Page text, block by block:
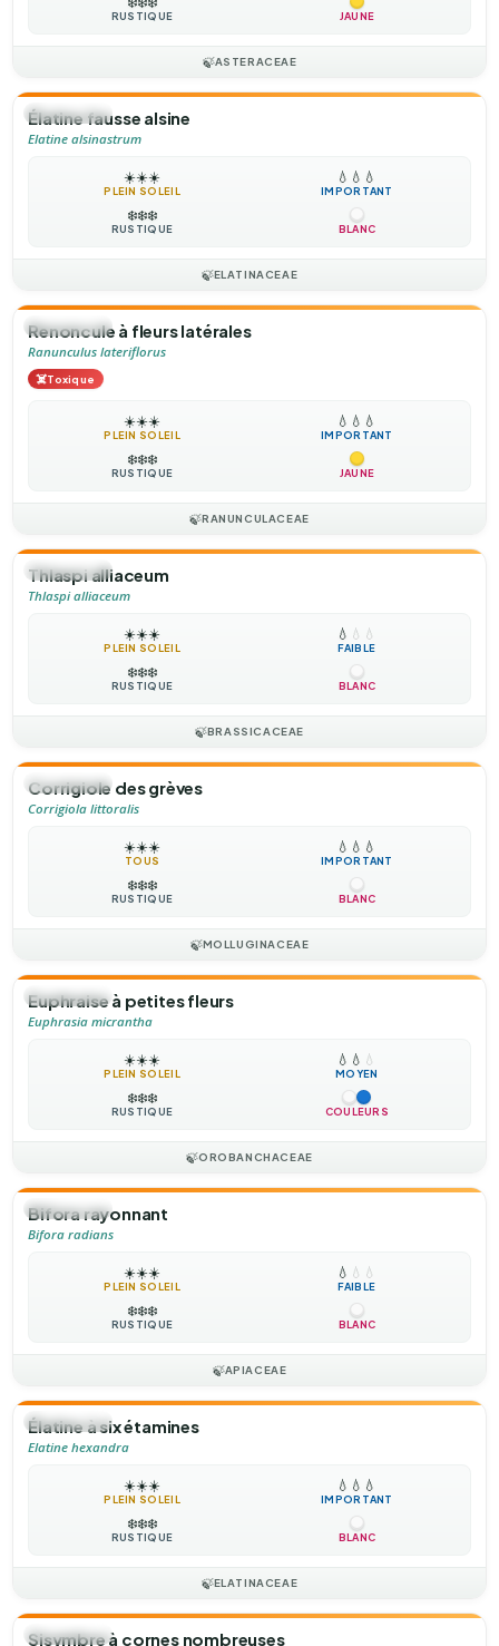
RUSTIQUE JAUNE
🍃ASTERACEAE
🌻ANNUELLE
Élatine fausse alsine
Elatine alsinastrum
☀️☀️☀️
PLEIN SOLEIL
💧 💧 💧
IMPORTANT
❄️❄️❄️
RUSTIQUE BLANC
🍃ELATINACEAE
🌻ANNUELLE
Renoncule à fleurs latérales
Ranunculus lateriflorus
☠️Toxique
☀️☀️☀️
PLEIN SOLEIL
💧 💧 💧
IMPORTANT
❄️❄️❄️
RUSTIQUE JAUNE
🍃RANUNCULACEAE
🌻ANNUELLE
Thlaspi alliaceum
Thlaspi alliaceum
☀️☀️☀️
PLEIN SOLEIL
💧 💧 💧
FAIBLE
❄️❄️❄️
RUSTIQUE BLANC
🍃BRASSICACEAE
🌻ANNUELLE
Corrigiole des grèves
Corrigiola littoralis
☀️☀️☀️
TOUS
💧 💧 💧
IMPORTANT
❄️❄️❄️
RUSTIQUE BLANC
🍃MOLLUGINACEAE
🌻ANNUELLE
Euphraise à petites fleurs
Euphrasia micrantha
☀️☀️☀️
PLEIN SOLEIL
💧 💧 💧
MOYEN
❄️❄️❄️
RUSTIQUE COULEURS
🍃OROBANCHACEAE
🌻ANNUELLE
Bifora rayonnant
Bifora radians
☀️☀️☀️
PLEIN SOLEIL
💧 💧 💧
FAIBLE
❄️❄️❄️
RUSTIQUE BLANC
🍃APIACEAE
🌻ANNUELLE
Élatine à six étamines
Elatine hexandra
☀️☀️☀️
PLEIN SOLEIL
💧 💧 💧
IMPORTANT
❄️❄️❄️
RUSTIQUE BLANC
🍃ELATINACEAE
🌻ANNUELLE
Sisymbre à cornes nombreuses